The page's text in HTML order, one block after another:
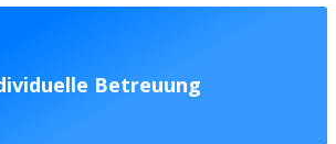
Betreuung